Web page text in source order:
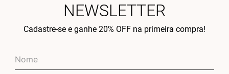
NEWSLETTER
Cadastre-se e ganhe 20% OFF na primeira compra!